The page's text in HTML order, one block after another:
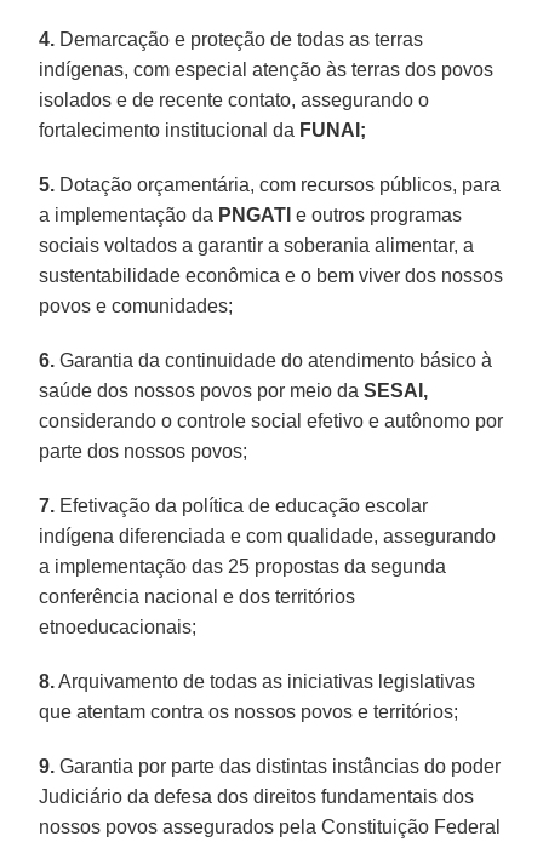
4. Demarcação e proteção de todas as terras
indígenas, com especial atenção às terras dos povos
isolados e de recente contato, assegurando o
fortalecimento institucional da FUNAI;
5. Dotação orçamentária, com recursos públicos, para
a implementação da PNGATI e outros programas
sociais voltados a garantir a soberania alimentar, a
sustentabilidade econômica e o bem viver dos nossos
povos e comunidades;
6. Garantia da continuidade do atendimento básico à
saúde dos nossos povos por meio daSESAI,
considerando o controle social efetivo e autônomo por
parte dos nossos povos;
7. Efetivação da política de educação escolar
indígena diferenciada e com qualidade, assegurando
a implementação das 25 propostas da segunda
conferência nacional e dos territórios
etnoeducacionais;
8.Arquivamento de todas as iniciativas legislativas
que atentam contra os nossos povos e territórios;
9. Garantia por parte das distintas instâncias do poder
Judiciário da defesa dos direitos fundamentais dos
nossos povos assegurados pela Constituição Federal